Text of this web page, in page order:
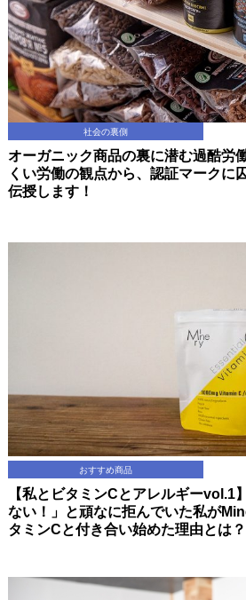
社会の裏側
オーガニック商品の裏に潜む過酷労
くい労働の観点から、認証マークに
伝授します！
おすすめ商品
【私とビタミンCとアレルギーvol.1
ない！」と頑なに拒んでいた私が
タミンCと付き合い始めた理由とは？